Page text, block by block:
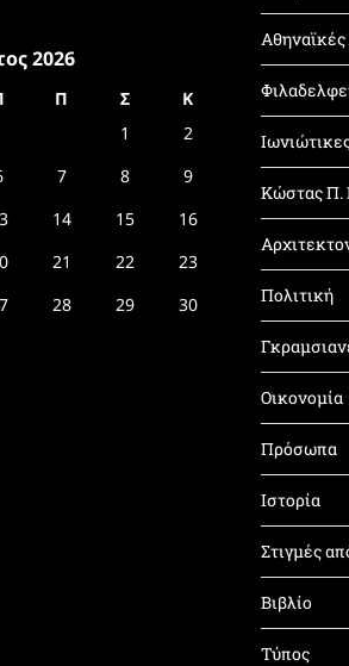
2026
Π Σ
Κ
1
2
7 8
9
14 15
16
21 22
23
28 29
30
Αθηναϊκές
Κώστας Π.
Πολιτική
Οικονομία
Πρόσωπα
Ιστορία
Στιγμές
Βιβλίο
Τύπος